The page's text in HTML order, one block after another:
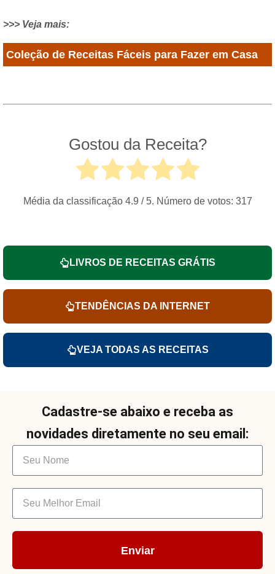
>>> Veja mais:
Coleção de Receitas Fáceis para Fazer em Casa
Gostou da Receita?
Média da classificação 4.9 / 5. Número de votos: 317
LIVROS DE RECEITAS GRÁTIS
TENDÊNCIAS DA INTERNET
VEJA TODAS AS RECEITAS
Cadastre-se abaixo e receba as
novidades diretamente no seu email:
Enviar